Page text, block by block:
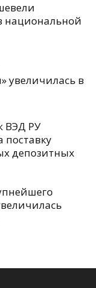
национальной
увеличилась в
ВЭД РУ
поставку
депозитных